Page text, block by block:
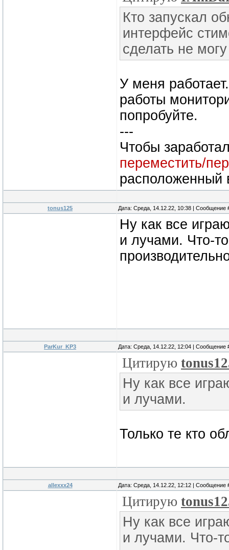
Кто запускал
интерфейс
сделать не могу
У меня
работы
попробуйте.
---
Чтобы
переместить/
расположенный
tonus125 Дата: Среда, 14.12.22, 10:38 | Сообщение
Ну как все
и лучами. Что-
ParKur_KP3 Дата: Среда, 14.12.22, 12:04 | Сообщение
Цитирую
Ну как все
и лучами.
Только те кто
allexxx24 Дата: Среда, 14.12.22, 12:12 | Сообщение
Цитирую
Ну как все
и лучами. Что-